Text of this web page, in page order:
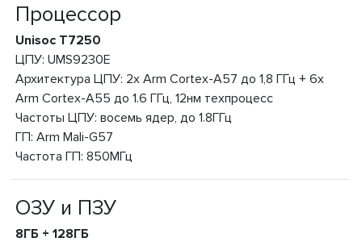
Процессор
Unisoc T7250
ЦПУ: UMS9230E
Архитектура ЦПУ: 2x Arm Cortex-A57 до 1,8 ГГц + 6x
Arm Cortex-A55 до 1.6 ГГц, 12нм техпроцесс
Частоты ЦПУ: восемь ядер, до 1.8ГГц
ГП: Arm Mali-G57
Частота ГП: 850МГц
ОЗУ и ПЗУ
8ГБ + 128ГБ